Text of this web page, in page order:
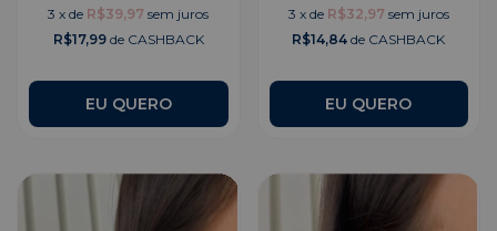
3 xde R$39,97 sem juros
R$17,99de CASHBACK
3 x de R$32,97 sem juros
R$14,84 de CASHBACK